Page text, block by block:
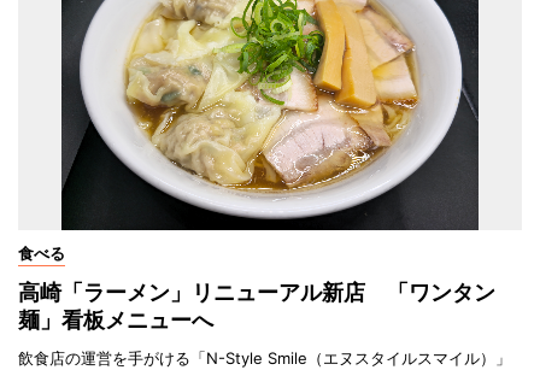
食べる
高崎「ラーメン」リニューアル新店 「ワンタン
麺」看板メニューへ
飲食店の運営を手がける「N-Style Smile（エヌスタイルスマイル）」